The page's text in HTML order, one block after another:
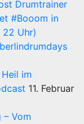
Drumtrainer
#Booom in
22 Uhr)
im
11. Februar
– Vom